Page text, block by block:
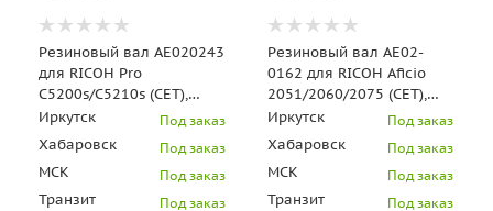
Резиновый вал AE020243
для RICOH Pro
C5200s/C5210s (CET),
CET211041
Иркутск Под заказ
Хабаровск Под заказ
МСК Под заказ
Транзит
Под заказ
Резиновый вал AE02-
0162 для RICOH Aficio
2051/2060/2075 (CET),
CET6032U
Иркутск Под заказ
Хабаровск Под заказ
МСК Под заказ
Транзит
Под заказ